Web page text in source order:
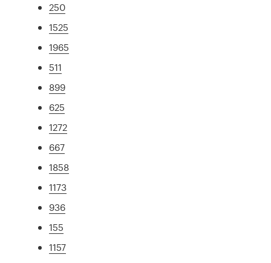
250
1525
1965
511
899
625
1272
667
1858
1173
936
155
1157